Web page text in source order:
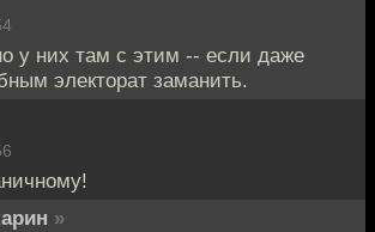
у них там с этим -- если даже
электорат заманить.
»